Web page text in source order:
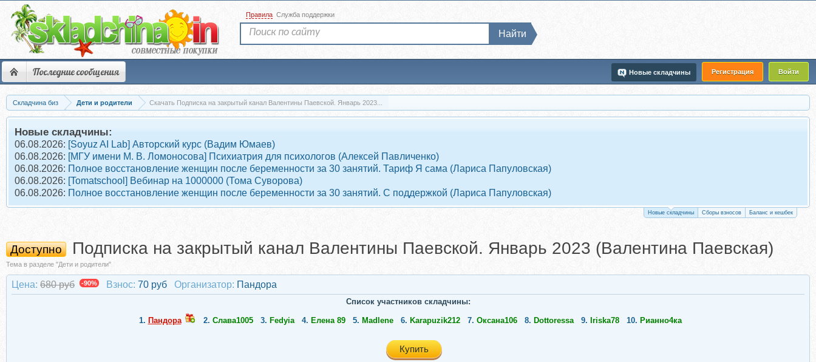
Последние сообщения Регистрация Войти
Новые складчины
Правила Служба поддержки
Найти
Складчина биз Дети и родители Скачать Подписка на закрытый канал Валентины Паевской. Январь 2023...
Новые складчины:
06.08.2026: [Soyuz AI Lab] Авторский курс (Вадим Юмаев)
06.08.2026: [МГУ имени М. В. Ломоносова] Психиатрия для психологов (Алексей Павличенко)
06.08.2026: Полное восстановление женщин после беременности за 30 занятий. Тариф Я сама (Лариса Папуловская)
06.08.2026: [Tomatschool] Вебинар на 1000000 (Тома Суворова)
06.08.2026: Полное восстановление женщин после беременности за 30 занятий. С поддержкой (Лариса Папуловская)
Новые складчины Сборы взносов Баланс и кешбек
Доступно Подписка на закрытый канал Валентины Паевской. Январь 2023 (Валентина Паевская)
Тема в разделе "Дети и родители"
Цена: 680 руб -90% Взнос: 70 руб Организатор: Пандора
Список участников складчины:
1. Пандора 2. Слава1005 3. Fedyia 4. Елена 89 5. Madlene 6. Karapuzik212 7. Оксана106 8. Dottoressa 9. Iriska78 10. Рианно4ка
Купить